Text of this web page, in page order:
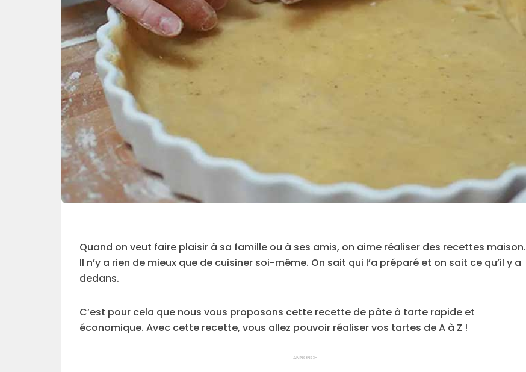
Quand on veut faire plaisir à sa famille ou à ses amis, on aime réaliser des recettes maison.
Il n’y a rien de mieux que de cuisiner soi-même. On sait qui l’a préparé et on sait ce qu’il y a
dedans.
C’est pour cela que nous vous proposons cette recette de pâte à tarte rapide et
économique. Avec cette recette, vous allez pouvoir réaliser vos tartes de A à Z !
ANNONCE